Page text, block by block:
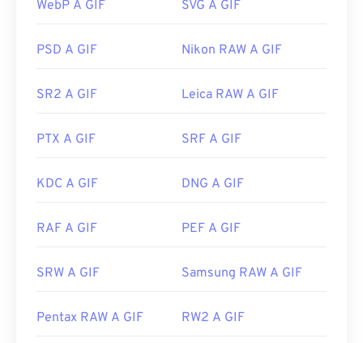
Inoltre, il formato GIF si apre sui dispositivi mobili
diffuso diAdobe Flash
Le GIF si aprono facilmente su quasi tutte le
web e sistemi operativi. Per aprire una GIF per
Photoshop. Su Windows, apri le GIF con
NXT Proe altri. Su macOS, utilizza i visualizzatori e
Sviluppato da:CompuServe, Inc.
WebP A GIF SVG A GIF
PSD A GIF Nikon RAW A GIF
SR2 A GIF Leica RAW A GIF
PTX A GIF SRF A GIF
KDC A GIF DNG A GIF
RAF A GIF PEF A GIF
SRW A GIF Samsung RAW A GIF
Pentax RAW A GIF RW2 A GIF